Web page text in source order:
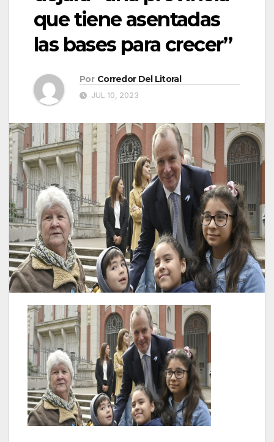
que tiene asentadas
las bases para crecer”
Por Corredor Del Litoral
JUL 10, 2023